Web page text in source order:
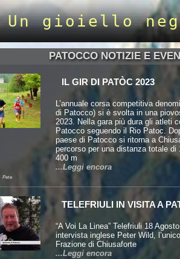
Un gioiello
PATOCCO NOTIZIE E
IL GIR DI PATÒC 2023
L’annuale corsa competitiva
di Patocco) si è svolta in una
2023. Nella gara più dura gli atleti
Patocco seguendo il Rio Patoc.
paese di Patocco si ritorna a
percorso per una distanza totale
400 m
...Leggi encora
Pete
TELEFRIULI IN VISITA A
“A Voi La Linea” Telefriuli 18
intervista inglese Peter Wild,
Frazione di Chiusaforte
...Leggi encora